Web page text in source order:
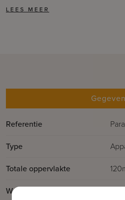
Referentie
Type
Totale oppervlakte
Woonoppervlakte